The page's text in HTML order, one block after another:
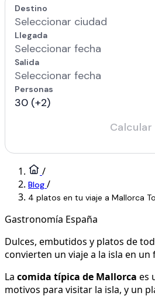
/
Blog /
4 platos en tu viaje a Mallorca
Gastronomía España
Dulces, embutidos y platos de
convierten un viaje a la isla en un
La comida típica de Mallorca es
motivos para visitar la isla, y un